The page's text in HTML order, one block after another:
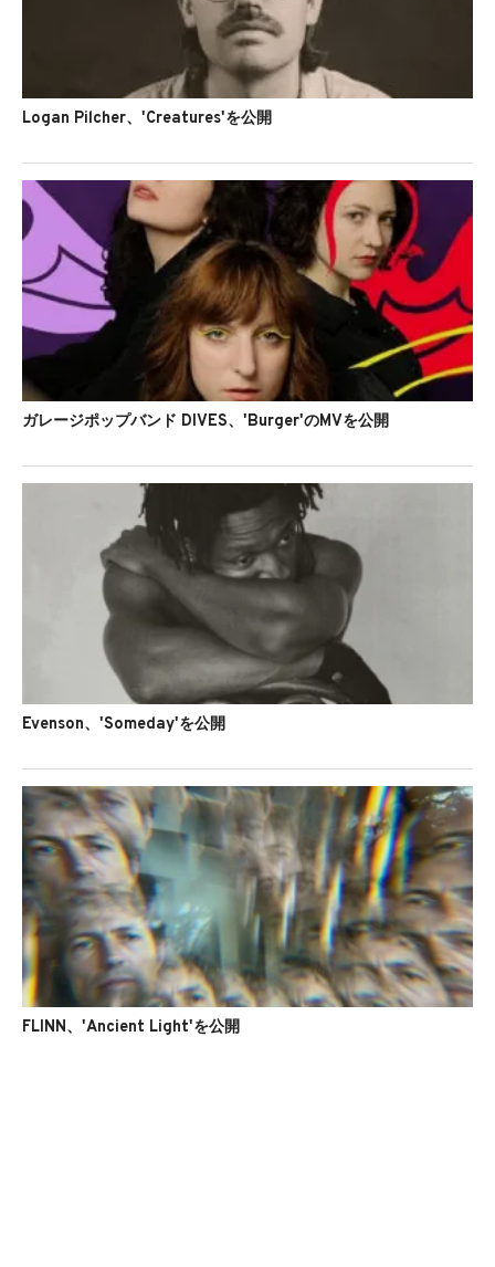
Logan Pilcher、'Creatures'を公開
ガレージポップバンド DIVES、'Burger'のMVを公開
Evenson、'Someday'を公開
FLINN、'Ancient Light'を公開